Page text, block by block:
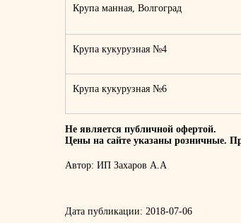
Крупа манная, Волгоград
Крупа кукурузная №4
Крупа кукурузная №6
Не является публичной офертой.
Цены на сайте указаны розничные.
Автор: ИП Захаров А.А
Дата публикации: 2018-07-06